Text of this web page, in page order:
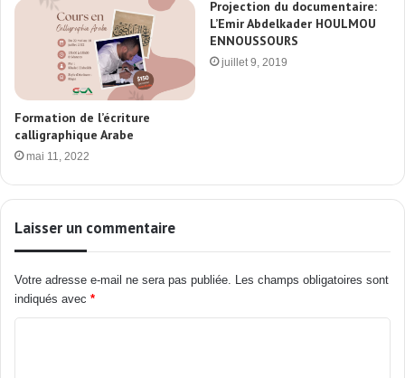
Formation de l’écriture
calligraphique Arabe
mai 11, 2022
Projection du documentaire:
L’Emir Abdelkader HOULMOU
ENNOUSSOURS
juillet 9, 2019
Laisser un commentaire
Votre adresse e-mail ne sera pas publiée. Les champs obligatoires sont
indiqués avec *